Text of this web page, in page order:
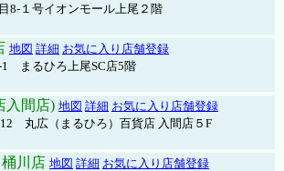
8-１号イオンモール上尾２階
地図 詳細 お気に入り店舗登録
1 まるひろ上尾SC店5階
入間店) 地図 詳細 お気に入り店舗登録
丸広（まるひろ）百貨店 入間店５F
川店 地図 詳細 お気に入り店舗登録